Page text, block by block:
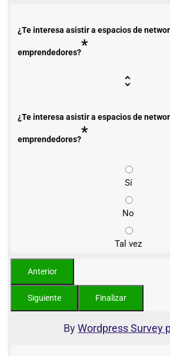
¿Te interesa asistir a espacios de
emprendedores?*
¿Te interesa asistir a espacios de
emprendedores?*
Sí
No
Tal vez
ByWordpress Survey